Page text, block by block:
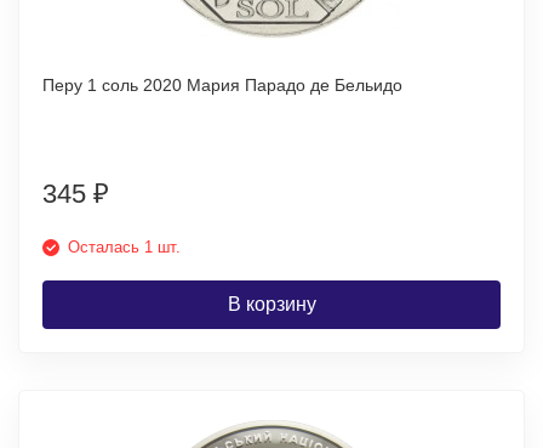
Перу 1 соль 2020 Мария Парадо де Бельидо
345 ₽
Осталась 1 шт.
В корзину